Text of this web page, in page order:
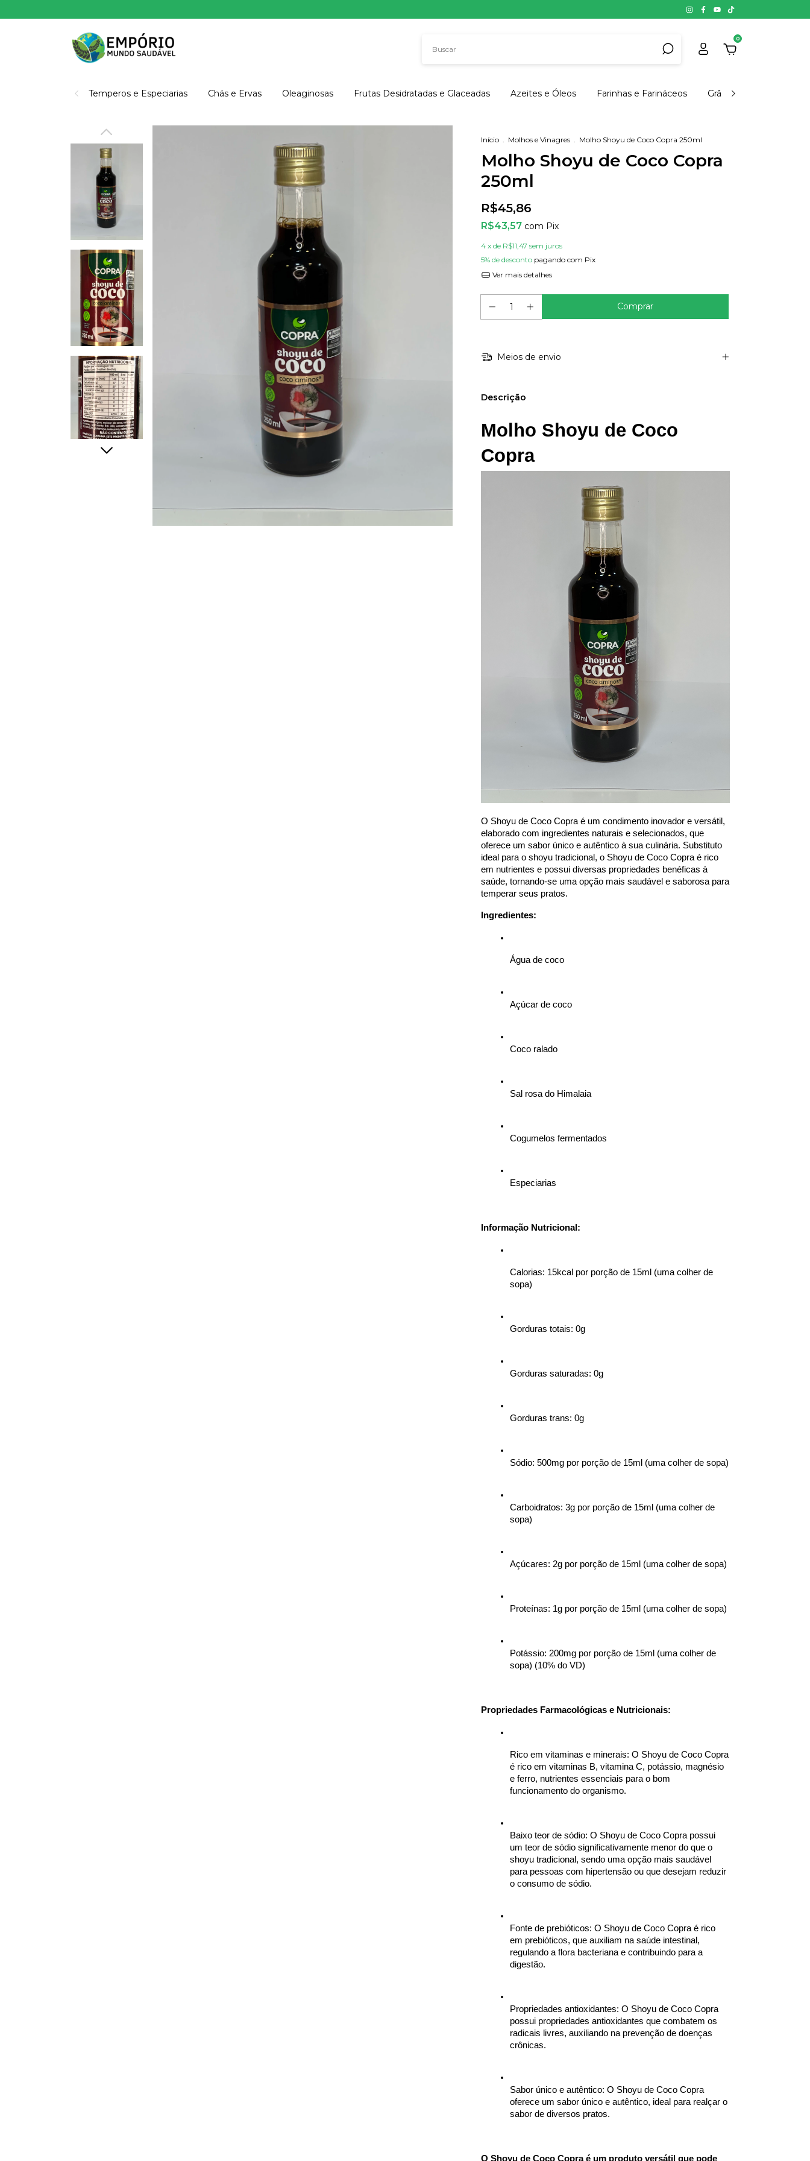
0
Temperos e Especiarias Chás e Ervas Oleaginosas Frutas Desidratadas e Glaceadas Azeites e Óleos Farinhas e Farináceos Grãos, Cereais e
Início . Molhos e Vinagres . Molho Shoyu de Coco Copra 250ml
Molho Shoyu de Coco Copra
250ml
R$45,86
R$43,57 com Pix
4 x de R$11,47 sem juros
5% de desconto pagando com Pix
Ver mais detalhes
Meios de envio
Descrição
Molho Shoyu de Coco
Copra
O Shoyu de Coco Copra é um condimento inovador e versátil,
elaborado com ingredientes naturais e selecionados, que
oferece um sabor único e autêntico à sua culinária. Substituto
ideal para o shoyu tradicional, o Shoyu de Coco Copra é rico
em nutrientes e possui diversas propriedades benéficas à
saúde, tornando-se uma opção mais saudável e saborosa para
temperar seus pratos.
Ingredientes:
Água de coco
Açúcar de coco
Coco ralado
Sal rosa do Himalaia
Cogumelos fermentados
Especiarias
Informação Nutricional:
Calorias: 15kcal por porção de 15ml (uma colher de
sopa)
Gorduras totais: 0g
Gorduras saturadas: 0g
Gorduras trans: 0g
Sódio: 500mg por porção de 15ml (uma colher de sopa)
Carboidratos: 3g por porção de 15ml (uma colher de
sopa)
Açúcares: 2g por porção de 15ml (uma colher de sopa)
Proteínas: 1g por porção de 15ml (uma colher de sopa)
Potássio: 200mg por porção de 15ml (uma colher de
sopa) (10% do VD)
Propriedades Farmacológicas e Nutricionais:
Rico em vitaminas e minerais: O Shoyu de Coco Copra
é rico em vitaminas B, vitamina C, potássio, magnésio
e ferro, nutrientes essenciais para o bom
funcionamento do organismo.
Baixo teor de sódio: O Shoyu de Coco Copra possui
um teor de sódio significativamente menor do que o
shoyu tradicional, sendo uma opção mais saudável
para pessoas com hipertensão ou que desejam reduzir
o consumo de sódio.
Fonte de prebióticos: O Shoyu de Coco Copra é rico
em prebióticos, que auxiliam na saúde intestinal,
regulando a flora bacteriana e contribuindo para a
digestão.
Propriedades antioxidantes: O Shoyu de Coco Copra
possui propriedades antioxidantes que combatem os
radicais livres, auxiliando na prevenção de doenças
crônicas.
Sabor único e autêntico: O Shoyu de Coco Copra
oferece um sabor único e autêntico, ideal para realçar o
sabor de diversos pratos.
O Shoyu de Coco Copra é um produto versátil que pode